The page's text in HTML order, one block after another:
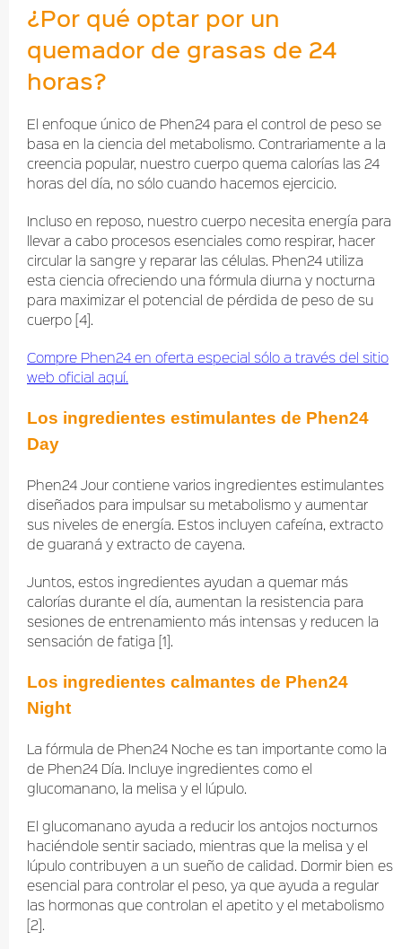
¿Por qué optar por un
quemador de grasas de 24
horas?
El enfoque único de Phen24 para el control de peso se
basa en la ciencia del metabolismo. Contrariamente a la
creencia popular, nuestro cuerpo quema calorías las 24
horas del día, no sólo cuando hacemos ejercicio.
Incluso en reposo, nuestro cuerpo necesita energía para
llevar a cabo procesos esenciales como respirar, hacer
circular la sangre y reparar las células. Phen24 utiliza
esta ciencia ofreciendo una fórmula diurna y nocturna
para maximizar el potencial de pérdida de peso de su
cuerpo [4].
Compre Phen24 en oferta especial sólo a través del sitio
web oficial aquí.
Los ingredientes estimulantes de Phen24
Day
Phen24 Jour contiene varios ingredientes estimulantes
diseñados para impulsar su metabolismo y aumentar
sus niveles de energía. Estos incluyen cafeína, extracto
de guaraná y extracto de cayena.
Juntos, estos ingredientes ayudan a quemar más
calorías durante el día, aumentan la resistencia para
sesiones de entrenamiento más intensas y reducen la
sensación de fatiga [1].
Los ingredientes calmantes de Phen24
Night
La fórmula de Phen24 Noche es tan importante como la
de Phen24 Día. Incluye ingredientes como el
glucomanano, la melisa y el lúpulo.
El glucomanano ayuda a reducir los antojos nocturnos
haciéndole sentir saciado, mientras que la melisa y el
lúpulo contribuyen a un sueño de calidad. Dormir bien es
esencial para controlar el peso, ya que ayuda a regular
las hormonas que controlan el apetito y el metabolismo
[2].